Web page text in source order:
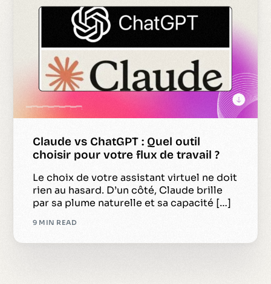
Claude vs ChatGPT : Quel outil
choisir pour votre flux de travail ?
Le choix de votre assistant virtuel ne doit
rien au hasard. D’un côté, Claude brille
par sa plume naturelle et sa capacité […]
9 MIN READ